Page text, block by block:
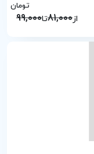
از81,000تا99,000
تومان